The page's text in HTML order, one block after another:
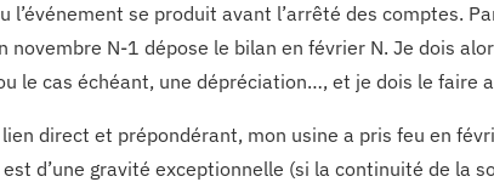
se produit avant l’arrêté des comptes.
novembre N-1 dépose le bilan en février N. Je dois
le cas échéant, une dépréciation…, et je dois le faire
lien direct et prépondérant, mon usine a pris feu en
d’une gravité exceptionnelle (si la continuité de la